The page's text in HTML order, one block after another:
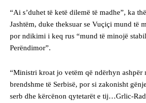
“Ai s’duhet të ketë dilemë të madhe”, ka
Jashtëm, duke theksuar se Vuçiçi mund të
por ndikimi i keq rus “mund të minojë
Perëndimor”.
“Ministri kroat jo vetëm që ndërhyn ashpër
brendshme të Serbisë, por si zakonisht
serb dhe kërcënon qytetarët e tij…Grlic-